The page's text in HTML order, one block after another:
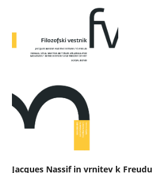
Jacques Nassif in vrnitev k Freudu